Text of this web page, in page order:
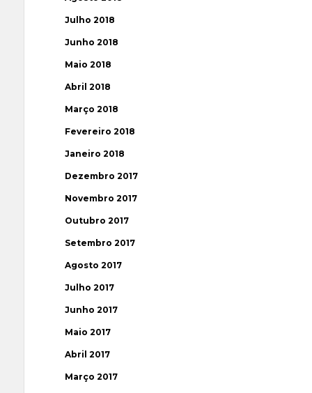
Julho 2018
Junho 2018
Maio 2018
Abril 2018
Março 2018
Fevereiro 2018
Janeiro 2018
Dezembro 2017
Novembro 2017
Outubro 2017
Setembro 2017
Agosto 2017
Julho 2017
Junho 2017
Maio 2017
Abril 2017
Março 2017